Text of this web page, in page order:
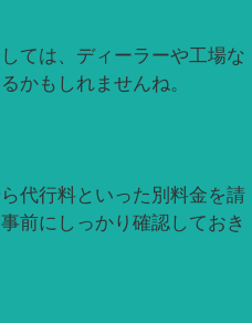
ては、ディーラーや工場な
かもしれませんね。
代行料といった別料金を請
前にしっかり確認しておき